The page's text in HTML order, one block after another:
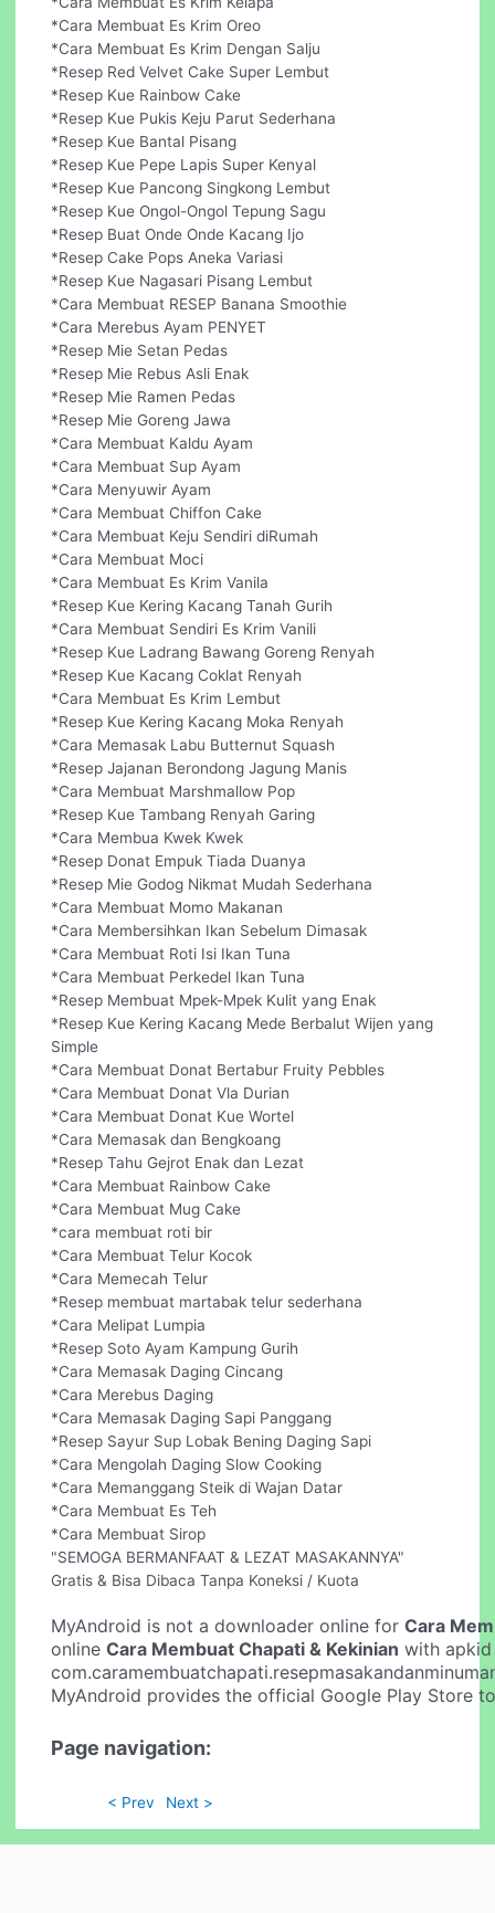
*Cara Membuat Es Krim Oreo
*Cara Membuat Es Krim Dengan Salju
*Resep Red Velvet Cake Super Lembut
*Resep Kue Rainbow Cake
*Resep Kue Pukis Keju Parut Sederhana
*Resep Kue Bantal Pisang
*Resep Kue Pepe Lapis Super Kenyal
*Resep Kue Pancong Singkong Lembut
*Resep Kue Ongol-Ongol Tepung Sagu
*Resep Buat Onde Onde Kacang Ijo
*Resep Cake Pops Aneka Variasi
*Resep Kue Nagasari Pisang Lembut
*Cara Membuat RESEP Banana Smoothie
*Cara Merebus Ayam PENYET
*Resep Mie Setan Pedas
*Resep Mie Rebus Asli Enak
*Resep Mie Ramen Pedas
*Resep Mie Goreng Jawa
*Cara Membuat Kaldu Ayam
*Cara Membuat Sup Ayam
*Cara Menyuwir Ayam
*Cara Membuat Chiffon Cake
*Cara Membuat Keju Sendiri diRumah
*Cara Membuat Moci
*Cara Membuat Es Krim Vanila
*Resep Kue Kering Kacang Tanah Gurih
*Cara Membuat Sendiri Es Krim Vanili
*Resep Kue Ladrang Bawang Goreng Renyah
*Resep Kue Kacang Coklat Renyah
*Cara Membuat Es Krim Lembut
*Resep Kue Kering Kacang Moka Renyah
*Cara Memasak Labu Butternut Squash
*Resep Jajanan Berondong Jagung Manis
*Cara Membuat Marshmallow Pop
*Resep Kue Tambang Renyah Garing
*Cara Membua Kwek Kwek
*Resep Donat Empuk Tiada Duanya
*Resep Mie Godog Nikmat Mudah Sederhana
*Cara Membuat Momo Makanan
*Cara Membersihkan Ikan Sebelum Dimasak
*Cara Membuat Roti Isi Ikan Tuna
*Cara Membuat Perkedel Ikan Tuna
*Resep Membuat Mpek-Mpek Kulit yang Enak
*Resep Kue Kering Kacang Mede Berbalut Wijen yang
Simple
*Cara Membuat Donat Bertabur Fruity Pebbles
*Cara Membuat Donat Vla Durian
*Cara Membuat Donat Kue Wortel
*Cara Memasak dan Bengkoang
*Resep Tahu Gejrot Enak dan Lezat
*Cara Membuat Rainbow Cake
*Cara Membuat Mug Cake
*cara membuat roti bir
*Cara Membuat Telur Kocok
*Cara Memecah Telur
*Resep membuat martabak telur sederhana
*Cara Melipat Lumpia
*Resep Soto Ayam Kampung Gurih
*Cara Memasak Daging Cincang
*Cara Merebus Daging
*Cara Memasak Daging Sapi Panggang
*Resep Sayur Sup Lobak Bening Daging Sapi
*Cara Mengolah Daging Slow Cooking
*Cara Memanggang Steik di Wajan Datar
*Cara Membuat Es Teh
*Cara Membuat Sirop
"SEMOGA BERMANFAAT & LEZAT MASAKANNYA"
Gratis & Bisa Dibaca Tanpa Koneksi / Kuota
MyAndroid is not a downloader online forCara
onlineCara Membuat Chapati & Kekinian with apkid
MyAndroid provides the official Google Play Store
Page navigation:
< Prev Next >